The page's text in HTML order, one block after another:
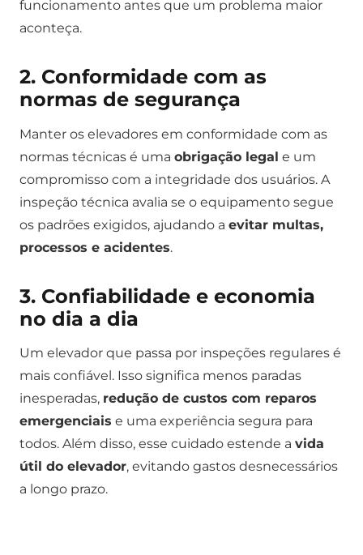
funcionamento antes que um problema maior
aconteça.
2. Conformidade com as
normas de segurança
Manter os elevadores em conformidade com as
normas técnicas é uma obrigação legal e um
compromisso com a integridade dos usuários. A
inspeção técnica avalia se o equipamento segue
os padrões exigidos, ajudando a evitar multas,
processos e acidentes.
3. Confiabilidade e economia
no dia a dia
Um elevador que passa por inspeções regulares é
mais confiável. Isso significa menos paradas
inesperadas, redução de custos com reparos
emergenciais e uma experiência segura para
todos. Além disso, esse cuidado estende a vida
útil do elevador, evitando gastos desnecessários
a longo prazo.